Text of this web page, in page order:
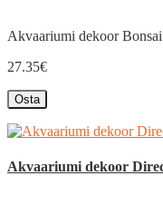
Akvaariumi dekoor
27.35€
Osta
Akvaariumi dekoor